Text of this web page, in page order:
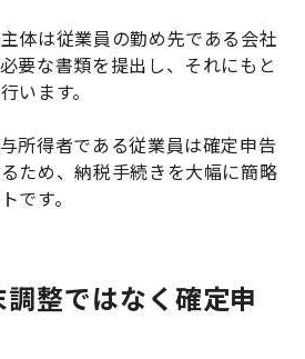
体は従業員の勤め先である会社
要な書類を提出し、それにもと
います。
所得者である従業員は確定申告
ため、納税手続きを大幅に簡略
です。
整ではなく確定申